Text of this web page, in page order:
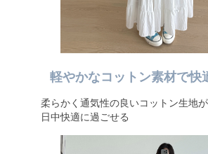
軽やかなコットン素材で快
柔らかく通気性の良いコットン生地
日中快適に過ごせる